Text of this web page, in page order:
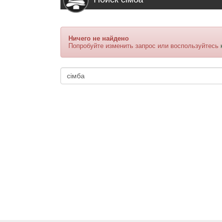
Ничего не найдено
Попробуйте изменить запрос или воспользуйтесь